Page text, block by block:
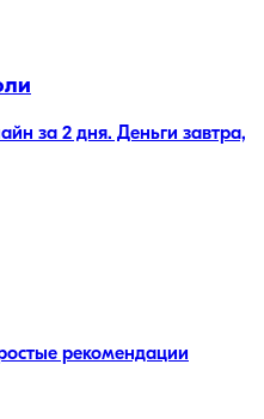
за 2 дня. Деньги завтра,
рекомендации